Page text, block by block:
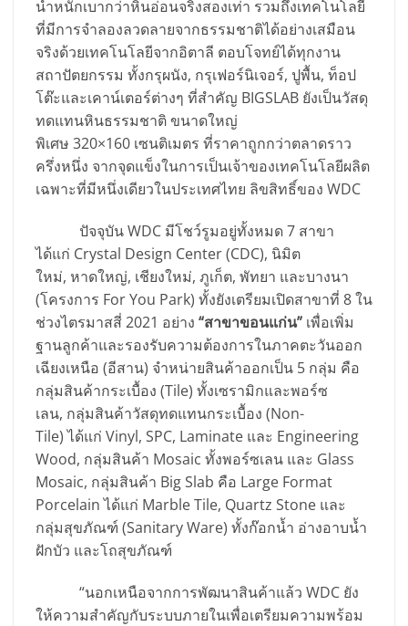
น้ำหนักเบากว่าหินอ่อนจริงสองเท่า รวมถึงเทคโนโลยี
ที่มีการจำลองลวดลายจากธรรมชาติได้อย่างเสมือน
จริงด้วยเทคโนโลยีจากอิตาลี ตอบโจทย์ได้ทุกงาน
สถาปัตยกรรม ทั้งกรุผนัง, กรุเฟอร์นิเจอร์, ปูพื้น, ท็อป
โต๊ะและเคาน์เตอร์ต่างๆ ที่สำคัญ BIGSLAB ยังเป็นวัสดุ
ทดแทนหินธรรมชาติ ขนาดใหญ่
พิเศษ 320×160 เซนติเมตร ที่ราคาถูกกว่าตลาดราว
ครึ่งหนึ่ง จากจุดแข็งในการเป็นเจ้าของเทคโนโลยีผลิต
เฉพาะที่มีหนึ่งเดียวในประเทศไทย ลิขสิทธิ์ของ WDC
ปัจจุบัน WDC มีโชว์รูมอยู่ทั้งหมด 7 สาขา
ได้แก่ Crystal Design Center (CDC), นิมิต
ใหม่, หาดใหญ่, เชียงใหม่, ภูเก็ต, พัทยา และบางนา
(โครงการ For You Park) ทั้งยังเตรียมเปิดสาขาที่ 8 ใน
ช่วงไตรมาสสี่ 2021 อย่าง “สาขาขอนแก่น” เพื่อเพิ่ม
ฐานลูกค้าและรองรับความต้องการในภาคตะวันออก
เฉียงเหนือ (อีสาน) จำหน่ายสินค้าออกเป็น 5 กลุ่ม คือ
กลุ่มสินค้ากระเบื้อง (Tile) ทั้งเซรามิกและพอร์ซ
เลน, กลุ่มสินค้าวัสดุทดแทนกระเบื้อง (Non-
Tile) ได้แก่ Vinyl, SPC, Laminate และ Engineering
Wood, กลุ่มสินค้า Mosaic ทั้งพอร์ซเลน และ Glass
Mosaic, กลุ่มสินค้า Big Slab คือ Large Format
Porcelain ได้แก่ Marble Tile, Quartz Stone และ
กลุ่มสุขภัณฑ์ (Sanitary Ware) ทั้งก๊อกน้ำ อ่างอาบน้ำ
ฝักบัว และโถสุขภัณฑ์
“นอกเหนือจากการพัฒนาสินค้าแล้ว WDC ยัง
ให้ความสำคัญกับระบบภายในเพื่อเตรียมความพร้อม